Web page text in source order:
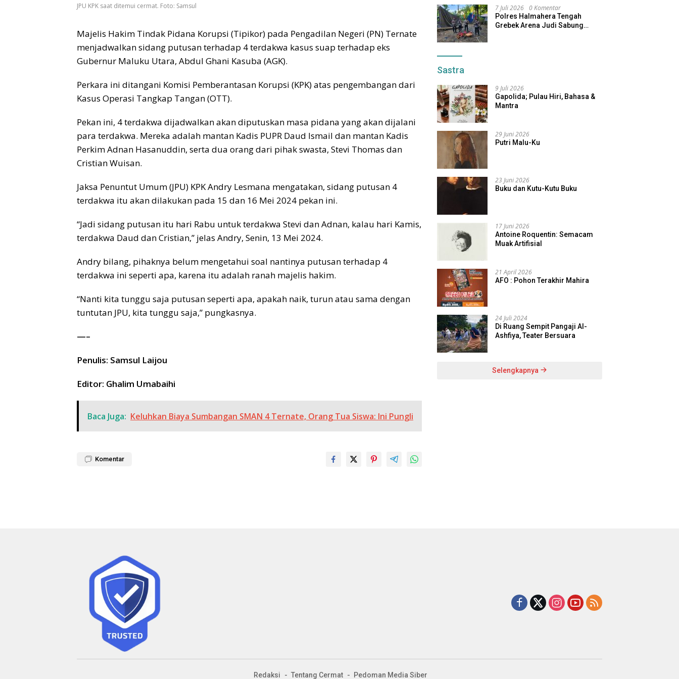
JPU KPK saat ditemui cermat. Foto: Samsul
Majelis Hakim Tindak Pidana Korupsi (Tipikor) pada Pengadilan Negeri (PN) Ternate
menjadwalkan sidang putusan terhadap 4 terdakwa kasus suap terhadap eks
Gubernur Maluku Utara, Abdul Ghani Kasuba (AGK).
Perkara ini ditangani Komisi Pemberantasan Korupsi (KPK) atas pengembangan dari
Kasus Operasi Tangkap Tangan (OTT).
Pekan ini, 4 terdakwa dijadwalkan akan diputuskan masa pidana yang akan dijalani
para terdakwa. Mereka adalah mantan Kadis PUPR Daud Ismail dan mantan Kadis
Perkim Adnan Hasanuddin, serta dua orang dari pihak swasta, Stevi Thomas dan
Cristian Wuisan.
Jaksa Penuntut Umum (JPU) KPK Andry Lesmana mengatakan, sidang putusan 4
terdakwa itu akan dilakukan pada 15 dan 16 Mei 2024 pekan ini.
“Jadi sidang putusan itu hari Rabu untuk terdakwa Stevi dan Adnan, kalau hari Kamis,
terdakwa Daud dan Cristian,” jelas Andry, Senin, 13 Mei 2024.
Andry bilang, pihaknya belum mengetahui soal nantinya putusan terhadap 4
terdakwa ini seperti apa, karena itu adalah ranah majelis hakim.
“Nanti kita tunggu saja putusan seperti apa, apakah naik, turun atau sama dengan
tuntutan JPU, kita tunggu saja,” pungkasnya.
—–
Penulis: Samsul Laijou
Editor: Ghalim Umabaihi
Baca Juga: Keluhkan Biaya Sumbangan SMAN 4 Ternate, Orang Tua Siswa: Ini Pungli
Komentar
7 Juli 2026 0 Komentar
Polres Halmahera Tengah
Grebek Arena Judi Sabung
Sastra
9 Juli 2026
Gapolida; Pulau Hiri, Bahasa &
Mantra
29 Juni 2026
Putri Malu-Ku
23 Juni 2026
Buku dan Kutu-Kutu Buku
17 Juni 2026
Antoine Roquentin: Semacam
Muak Artifisial
21 April 2026
AFO : Pohon Terakhir Mahira
24 Juli 2024
Di Ruang Sempit Pangaji Al-
Ashfiya, Teater Bersuara
Selengkapnya
Redaksi Tentang Cermat Pedoman Media Siber